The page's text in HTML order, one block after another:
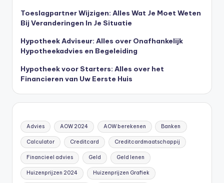
Toeslagpartner Wijzigen: Alles Wat Je Moet Weten
Bij Veranderingen In Je Situatie
Hypotheek Adviseur: Alles over Onafhankelijk
Hypotheekadvies en Begeleiding
Hypotheek voor Starters: Alles over het
Financieren van Uw Eerste Huis
Advies AOW 2024 AOW berekenen Banken
Calculator Creditcard Creditcardmaatschappij
Financieel advies Geld Geld lenen
Huizenprijzen 2024 Huizenprijzen Grafiek